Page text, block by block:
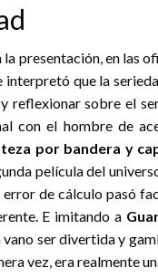
la presentación, en las
interpretó que la
reflexionar sobre el
con el hombre de
por bandera y
película del
error de cálculo pasó
E imitando a
ser divertida y
vez, era realmente